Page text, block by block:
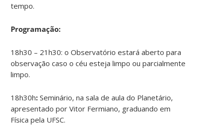
tempo.
Programação:
18h30 – 21h30: o Observatório estará aberto para
observação caso o céu esteja limpo ou parcialmente
limpo.
18h30h: Seminário, na sala de aula do Planetário,
apresentado por Vitor Fermiano, graduando em
Física pela UFSC.